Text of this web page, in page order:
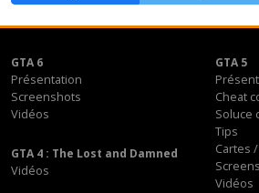
GTA 6
Présentation
Screenshots
Vidéos
GTA 5
Cheat
Soluce
Tips
Cartes
Vidéos
GTA 4 : The Lost and Damned
Vidéos